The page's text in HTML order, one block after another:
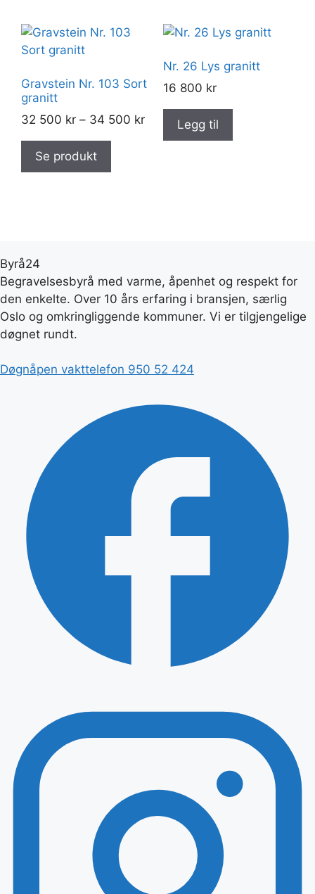
Gravstein Nr. 103 Sort
granitt
32 500 kr – 34 500 krPrisområde:
Se produkt
har
på
produktsiden
Nr. 26 Lys granitt
16 800 kr
Legg til
Byrå24
Begravelsesbyrå med varme, åpenhet og respekt for
den enkelte. Over 10 års erfaring i bransjen, særlig
Oslo og omkringliggende kommuner. Vi er tilgjengelige
døgnet rundt.
Døgnåpen vakttelefon 950 52 424